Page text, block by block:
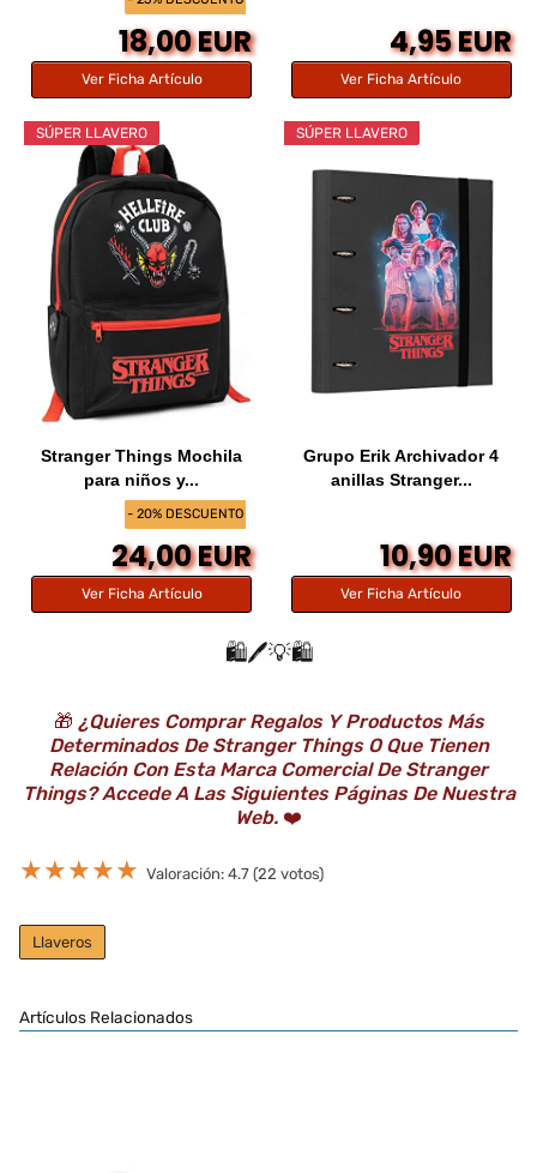
18,00 EUR
Ver Ficha Artículo
4,95 EUR
Ver Ficha Artículo
- 20% DESCUENTO
SÚPER LLAVERO
Stranger Things Mochila
para niños y...
24,00 EUR
Ver Ficha Artículo
SÚPER LLAVERO
Grupo Erik Archivador 4
anillas Stranger...
10,90 EUR
Ver Ficha Artículo
🛍️🖊️💡🛍️
🎁 ¿Quieres Comprar Regalos Y Productos Más
Determinados De Stranger Things O Que Tienen
Relación Con Esta Marca Comercial De Stranger
Things? Accede A Las Siguientes Páginas De Nuestra
Web. ❤️
★★★★★ Valoración: 4.7 (22 votos)
Llaveros
Artículos Relacionados